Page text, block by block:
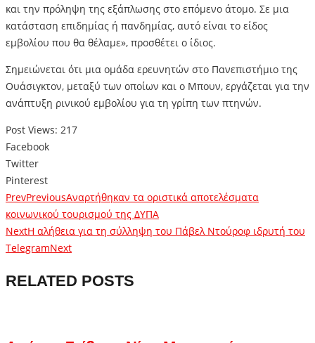
και την πρόληψη της εξάπλωσης στο επόμενο άτομο. Σε μια
κατάσταση επιδημίας ή πανδημίας, αυτό είναι το είδος
εμβολίου που θα θέλαμε», προσθέτει ο ίδιος.
Σημειώνεται ότι μια ομάδα ερευνητών στο Πανεπιστήμιο της
Ουάσιγκτον, μεταξύ των οποίων και ο Μπουν, εργάζεται για την
ανάπτυξη ρινικού εμβολίου για τη γρίπη των πτηνών.
Post Views: 217
Facebook
Twitter
Pinterest
PrevPreviousΑναρτήθηκαν τα οριστικά αποτελέσματα
κοινωνικού τουρισμού της ΔΥΠΑ
NextΗ αλήθεια για τη σύλληψη του Πάβελ Ντούροφ ιδρυτή του
TelegramNext
RELATED POSTS